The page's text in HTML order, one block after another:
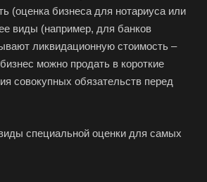
(оценка бизнеса для нотариуса или
виды (например, для банков
ликвидационную стоимость –
можно продать в короткие
совокупных обязательств перед
специальной оценки для самых